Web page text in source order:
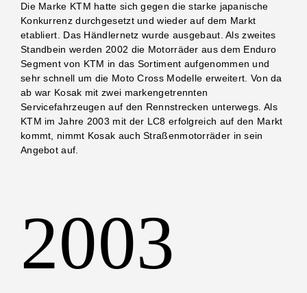
Die Marke KTM hatte sich gegen die starke japanische
Konkurrenz durchgesetzt und wieder auf dem Markt
etabliert. Das Händlernetz wurde ausgebaut. Als zweites
Standbein werden 2002 die Motorräder aus dem Enduro
Segment von KTM in das Sortiment aufgenommen und
sehr schnell um die Moto Cross Modelle erweitert. Von da
ab war Kosak mit zwei markengetrennten
Servicefahrzeugen auf den Rennstrecken unterwegs. Als
KTM im Jahre 2003 mit der LC8 erfolgreich auf den Markt
kommt, nimmt Kosak auch Straßenmotorräder in sein
Angebot auf.
2003